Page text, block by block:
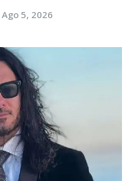
Ago 5, 2026